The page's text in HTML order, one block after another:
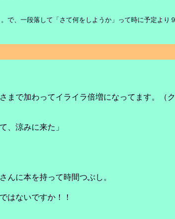
で、一段落して「さて何をしようか」って時に予定よ
で加わってイライラ倍増になってます。（ク
、涼みに来た」
んに本を持って時間つぶし。
はないですか！！